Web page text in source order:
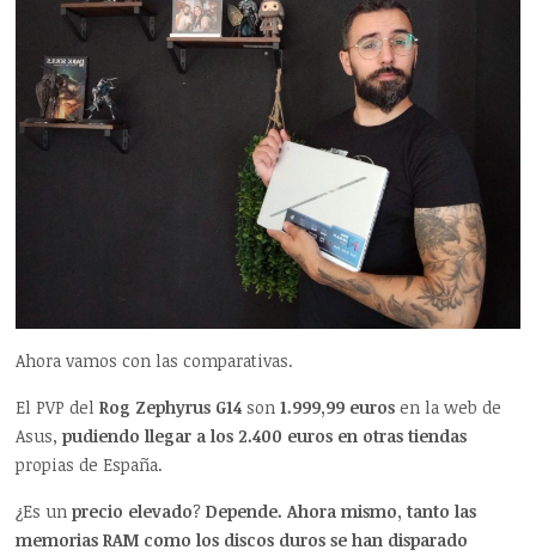
Ahora vamos con las comparativas.
El PVP delRog Zephyrus G14son1.999,99 euros en la web de
Asus, pudiendo llegar a los 2.400 euros en otras tiendas
propias de España.
¿Es unprecio elevado?Depende. Ahora mismo, tanto las
memorias RAM como los discos duros se han disparado